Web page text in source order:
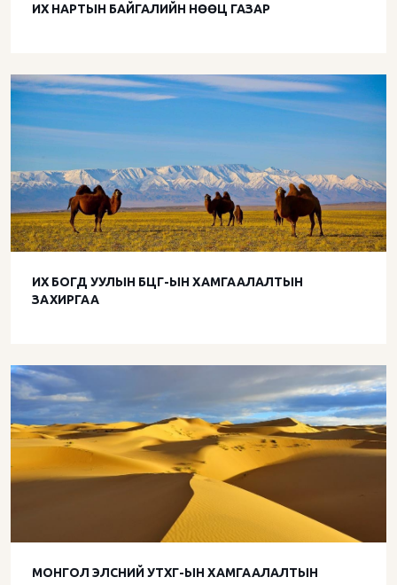
ИХ НАРТЫН БАЙГАЛИЙН НӨӨЦ ГАЗАР
ИХ БОГД УУЛЫН БЦГ-ЫН ХАМГААЛАЛТЫН
ЗАХИРГАА
МОНГОЛ ЭЛСНИЙ УТХГ-ЫН ХАМГААЛАЛТЫН